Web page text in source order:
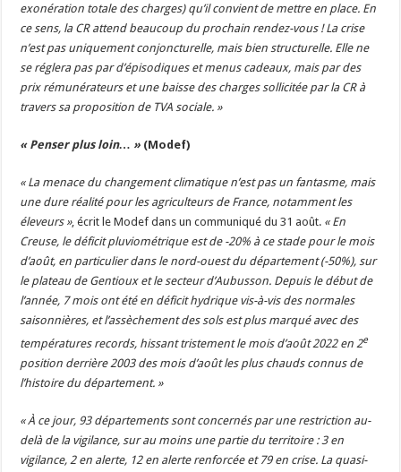
exonération totale des charges) qu’il convient de mettre en place. En
ce sens, la CR attend beaucoup du prochain rendez-vous ! La crise
n’est pas uniquement conjoncturelle, mais bien structurelle. Elle ne
se réglera pas par d’épisodiques et menus cadeaux, mais par des
prix rémunérateurs et une baisse des charges sollicitée par la CR à
travers sa proposition de TVA sociale. »
« Penser plus loin… » (Modef)
« La menace du changement climatique n’est pas un fantasme, mais
une dure réalité pour les agriculteurs de France, notamment les
éleveurs », écrit le Modef dans un communiqué du 31 août. « En
Creuse, le déficit pluviométrique est de -20% à ce stade pour le mois
d’août, en particulier dans le nord-ouest du département (-50%), sur
le plateau de Gentioux et le secteur d’Aubusson. Depuis le début de
l’année, 7 mois ont été en déficit hydrique vis-à-vis des normales
saisonnières, et l’assèchement des sols est plus marqué avec des
températures records, hissant tristement le mois d’août 2022 en 2e
position derrière 2003 des mois d’août les plus chauds connus de
l’histoire du département. »
« À ce jour, 93 départements sont concernés par une restriction au-
delà de la vigilance, sur au moins une partie du territoire : 3 en
vigilance, 2 en alerte, 12 en alerte renforcée et 79 en crise. La quasi-